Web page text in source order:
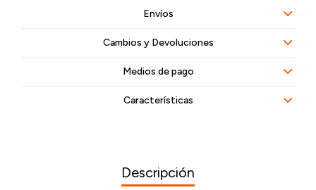
Envíos
Cambios y Devoluciones
Medios de pago
Características
Descripción